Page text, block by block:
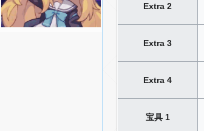
Extra 2
Extra 3
Extra 4
宝具 1